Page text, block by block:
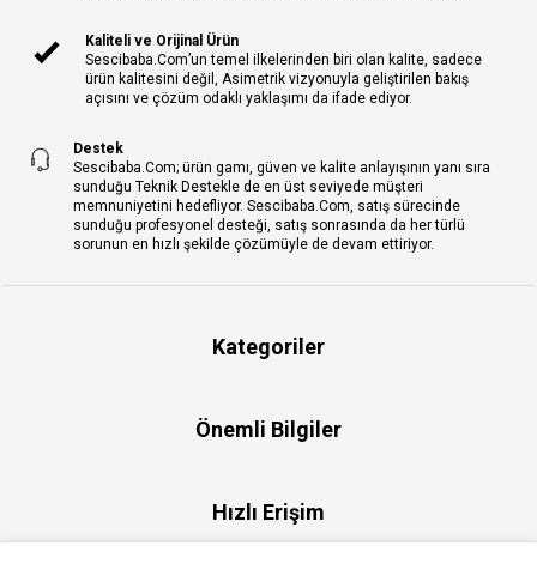
Kaliteli ve Orijinal Ürün
Sescibaba.Com’un temel ilkelerinden biri olan kalite, sadece
ürün kalitesini değil, Asimetrik vizyonuyla geliştirilen bakış
açısını ve çözüm odaklı yaklaşımı da ifade ediyor.
Destek
Sescibaba.Com; ürün gamı, güven ve kalite anlayışının yanı sıra
sunduğu Teknik Destekle de en üst seviyede müşteri
memnuniyetini hedefliyor. Sescibaba.Com, satış sürecinde
sunduğu profesyonel desteği, satış sonrasında da her türlü
sorunun en hızlı şekilde çözümüyle de devam ettiriyor.
Kategoriler
Önemli Bilgiler
Hızlı Erişim